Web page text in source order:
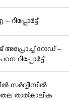
അപ്രോച്ച് റോഡ് –
റിപ്പോർട്ട്
സര്‍വ്വീസില്‍
താത്കാലിക